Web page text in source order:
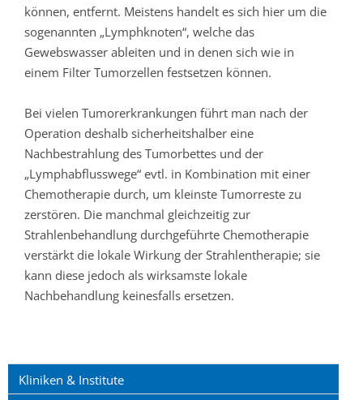
können, entfernt. Meistens handelt es sich hier um die
sogenannten „Lymphknoten“, welche das
Gewebswasser ableiten und in denen sich wie in
einem Filter Tumorzellen festsetzen können.
Bei vielen Tumorerkrankungen führt man nach der
Operation deshalb sicherheitshalber eine
Nachbestrahlung des Tumorbettes und der
„Lymphabflusswege“ evtl. in Kombination mit einer
Chemotherapie durch, um kleinste Tumorreste zu
zerstören. Die manchmal gleichzeitig zur
Strahlenbehandlung durchgeführte Chemotherapie
verstärkt die lokale Wirkung der Strahlentherapie; sie
kann diese jedoch als wirksamste lokale
Nachbehandlung keinesfalls ersetzen.
Kliniken & Institute